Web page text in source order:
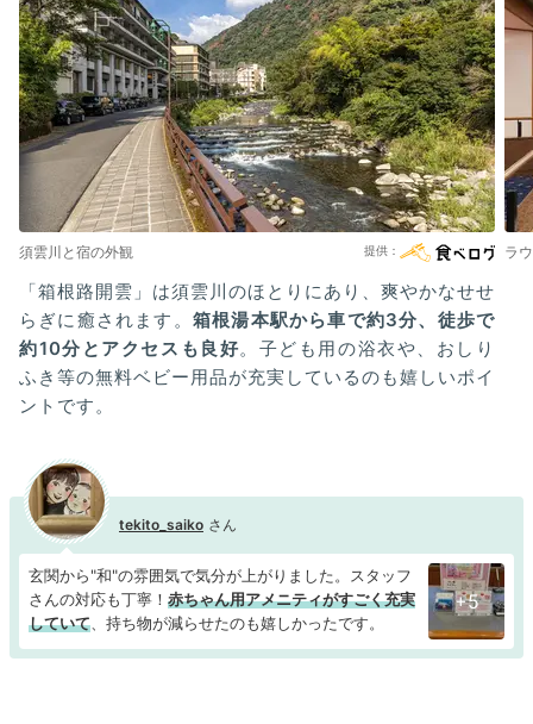
須雲川と宿の外観 ラ
「箱根路開雲」は須雲川のほとりにあり、爽やかなせせ
らぎに癒されます。 箱根湯本駅から車で約3分、徒歩で
約10分とアクセスも良好。子ども用の浴衣や、おしり
ふき等の無料ベビー用品が充実しているのも嬉しいポイ
ントです。
tekito_saiko
玄関から"和"の雰囲気で気分が上がりました。スタッフ
さんの対応も丁寧！ 赤ちゃん用アメニティがすごく充実
していて 、持ち物が減らせたのも嬉しかったです。
+5